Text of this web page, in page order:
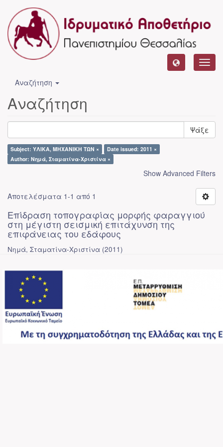
Αναζήτηση
Αναζήτηση
Ψάξε
Subject: ΥΛΙΚΑ, ΜΗΧΑΝΙΚΗ ΤΩΝ ×
Date issued: 2011 ×
Author: Νημά, Σταματίνα-Χριστίνα ×
Show Advanced Filters
Αποτελέσματα 1-1 από 1
Επίδραση τοπογραφίας μορφής φαραγγιού
στη μέγιστη σεισμική επιτάχυνση της
επιφάνειας του εδάφους
Νημά, Σταματίνα-Χριστίνα (2011)